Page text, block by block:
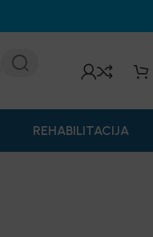
REHABILITACIJA